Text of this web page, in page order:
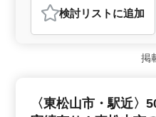
おすすめポイント
＜中高年活躍中の理由＞
迎し、積極的に採用中で
が、社労士事務所の重要な
では、完全週休2日制が導
検討リスト に追加
掲
〈東松山市・駅近〉